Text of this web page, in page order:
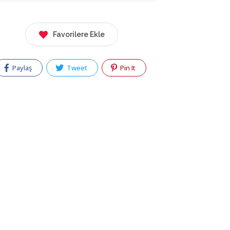
Favorilere Ekle
Paylaş Tweet Pin It